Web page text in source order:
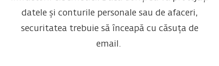
datele și conturile personale sau de afaceri,
securitatea trebuie să înceapă cu căsuța de
email.